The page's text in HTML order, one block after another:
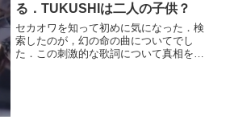
る．TUKUSHIは二人の子供？
セカオワを知って初めに気になった．検
索したのが，幻の命の曲についてでし
た．この刺激的な歌詞について真相を知